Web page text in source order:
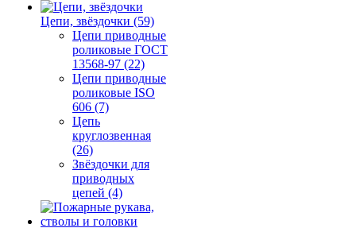
Цепи, звёздочки (59)
Цепи приводные
роликовые ГОСТ
13568-97 (22)
Цепи приводные
роликовые ISO
606 (7)
Цепь
круглозвенная
(26)
Звёздочки для
приводных
цепей (4)